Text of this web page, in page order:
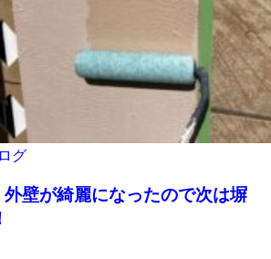
グ
が綺麗になったので次は塀